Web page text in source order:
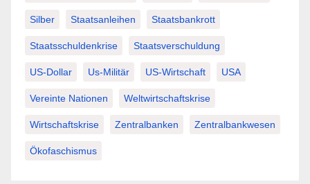
Silber Staatsanleihen Staatsbankrott
Staatsschuldenkrise Staatsverschuldung
US-Dollar Us-Militär US-Wirtschaft USA
Vereinte Nationen Weltwirtschaftskrise
Wirtschaftskrise Zentralbanken Zentralbankwesen
Ökofaschismus